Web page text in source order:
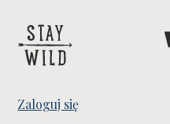
Zaloguj się